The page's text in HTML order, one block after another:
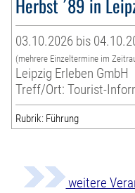
Herbst ´89 in
03.10.2026 bis
(mehrere Einzeltermine im
Leipzig Erleben GmbH
Treff/Ort: Tourist-
Rubrik: Führung
weitere